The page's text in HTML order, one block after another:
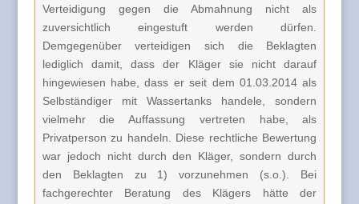
Verteidigung gegen die Abmahnung nicht als
zuversichtlich eingestuft werden dürfen.
Demgegenüber verteidigen sich die Beklagten
lediglich damit, dass der Kläger sie nicht darauf
hingewiesen habe, dass er seit dem 01.03.2014 als
Selbständiger mit Wassertanks handele, sondern
vielmehr die Auffassung vertreten habe, als
Privatperson zu handeln. Diese rechtliche Bewertung
war jedoch nicht durch den Kläger, sondern durch
den Beklagten zu 1) vorzunehmen (s.o.). Bei
fachgerechter Beratung des Klägers hätte der